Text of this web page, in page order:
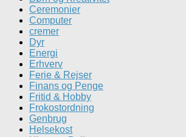
Ceremonier
Computer
cremer
Dyr
Energi
Erhverv
Ferie & Rejser
Finans og Penge
Fritid & Hobby
Frokostordning
Genbrug
Helsekost